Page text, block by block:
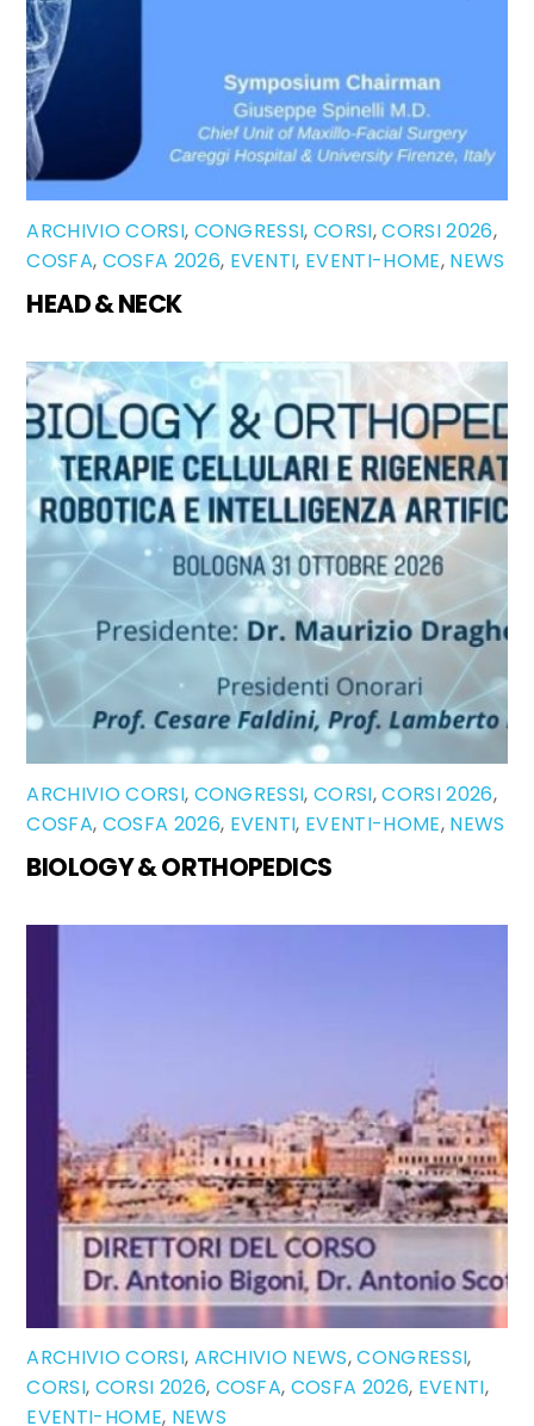
ARCHIVIO CORSI, CONGRESSI,CORSI,CORSI 2026,
COSFA, COSFA 2026, EVENTI, EVENTI-HOME, NEWS
HEAD & NECK
ARCHIVIO CORSI, CONGRESSI,CORSI,CORSI 2026,
COSFA, COSFA 2026, EVENTI, EVENTI-HOME, NEWS
BIOLOGY & ORTHOPEDICS
ARCHIVIO CORSI, ARCHIVIO NEWS,CONGRESSI,
CORSI, CORSI 2026, COSFA, COSFA 2026, EVENTI,
EVENTI-HOME, NEWS